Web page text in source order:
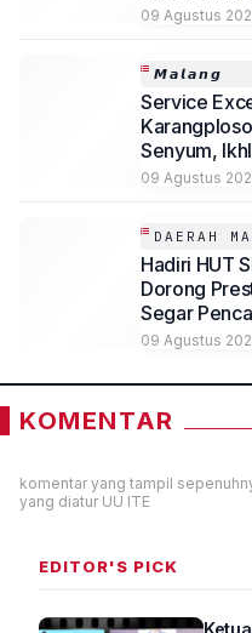
09 Agustus
𝙈𝙖𝙡𝙖𝙣𝙜
Service
Karangploso, Bangun Pelayanan
Senyum,
09 Agustus
DAERAH
Hadiri HUT
Dorong
Segar
09 Agustus
KOMENTAR
komentar yang tampil
yang diatur UU ITE
EDITOR'S PICK